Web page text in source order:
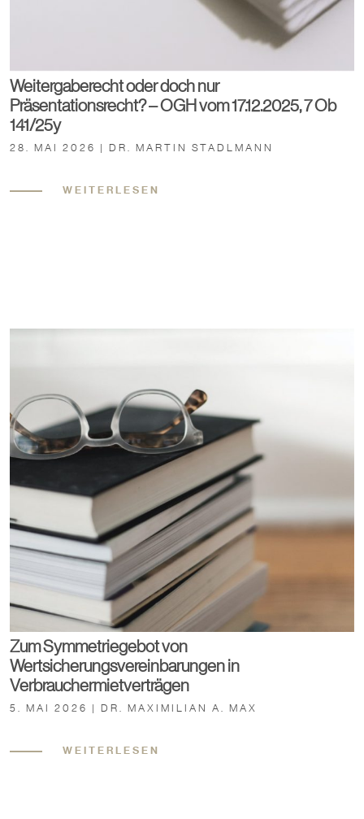
Weitergaberecht oder doch nur
Präsentationsrecht? – OGH vom 17.12.2025, 7 Ob
141/25y
28. MAI 2026 | DR. MARTIN STADLMANN
WEITERLESEN
Zum Symmetriegebot von
Wertsicherungsvereinbarungen in
Verbrauchermietverträgen
5. MAI 2026 | DR. MAXIMILIAN A. MAX
WEITERLESEN